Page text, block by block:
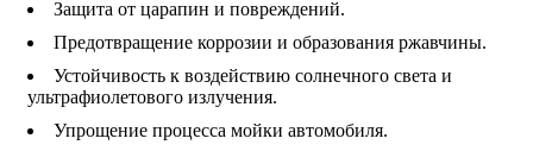
Защита от царапин и повреждений.
Предотвращение коррозии и образования ржавчины.
Устойчивость к воздействию солнечного света и
ультрафиолетового излучения.
Упрощение процесса мойки автомобиля.